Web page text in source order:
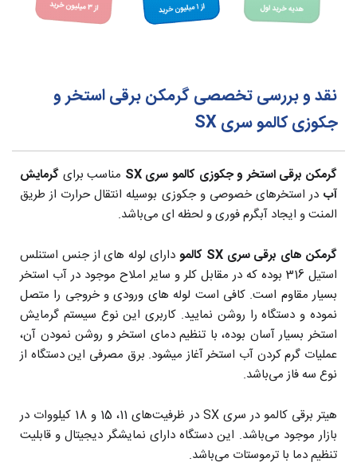
نقد و بررسی تخصصی گرمکن برقی استخر و
جکوزی کالمو سری SX
گرمکن برقی استخر و جکوزی کالمو سری SX مناسب برای گرمایش
آب در استخرهای خصوصی و جکوزی بوسیله انتقال حرارت از طریق
المنت و ایجاد آبگرم فوری و لحظه ای می‌باشد.
گرمکن های برقی سری SX کالمو
دارای لوله های از جنس استنلس
استیل 316 بوده که در مقابل کلر و سایر املاح موجود در آب استخر
بسیار مقاوم است. کافی است لوله های ورودی و خروجی را متصل
نموده و دستگاه را روشن نمایید. کاربری این نوع سیستم گرمایش
استخر بسیار آسان بوده، با تنظیم دمای استخر و روشن نمودن آن،
عملیات گرم کردن آب استخر آغاز میشود. برق مصرفی این دستگاه از
نوع سه فاز می‌باشد.
هیتر برقی کالمو در سری SX در ظرفیت‌های 11، 15 و 18 کیلووات در
بازار موجود می‌باشد. این دستگاه دارای نمایشگر دیجیتال و قابلیت
تنظیم دما با ترموستات می‌باشد.